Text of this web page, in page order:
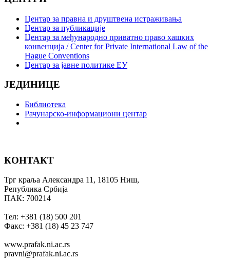
Центар за правна и друштвена истраживања
Центар за публикације
Центар за међународно приватно право хашких
конвенција / Center for Private International Law of the
Hague Conventions
Центар за јавне политике ЕУ
ЈЕДИНИЦЕ
Библиотека
Рачунарско-информациони центар
КОНТАКТ
Трг краља Александра 11, 18105 Ниш,
Република Србија
ПАК: 700214
Тел: +381 (18) 500 201
Факс: +381 (18) 45 23 747
www.prafak.ni.ac.rs
pravni@prafak.ni.ac.rs